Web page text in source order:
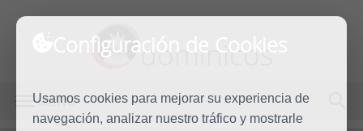
Configuración de Cookies
Usamos cookies para mejorar su experiencia de
navegación, analizar nuestro tráfico y mostrarle
dominicos
MENÚ